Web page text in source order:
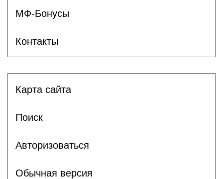
МФ-Бонусы
Контакты
Карта сайта
Поиск
Авторизоваться
Обычная версия